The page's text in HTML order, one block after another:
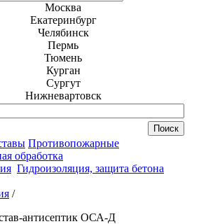
Москва
Екатеринбург
Челябинск
Пермь
Тюмень
Курган
Сургут
Нижневартовск
Противопожарные
обработка
Гидроизоляция, защита бетона
/
антисептик ОСА-Д